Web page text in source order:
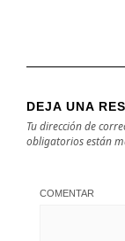
DEJA UNA
Tu dirección de
obligatorios están
COMENTAR